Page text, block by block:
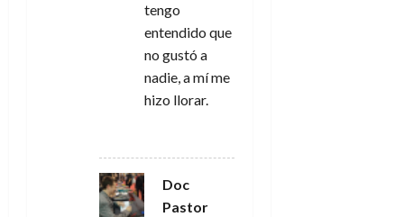
tengo
entendido que
no gustó a
nadie, a mí me
hizo llorar.
Doc
Pastor